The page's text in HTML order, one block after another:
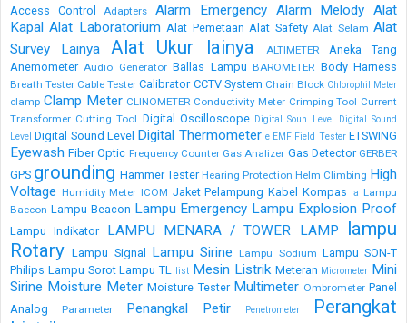
Access Control Adapters Alarm Emergency Alarm Melody Alat
Kapal Alat Laboratorium Alat Pemetaan Alat Safety Alat Selam Alat
Survey Lainya
Alat Ukur lainya ALTIMETER
Aneka Tang
Anemometer Audio Generator Ballas Lampu BAROMETER Body Harness
Breath Tester Cable Tester Calibrator CCTV System Chain Block Chlorophil Meter
clamp Clamp Meter CLINOMETER Conductivity Meter Crimping Tool Current
Transformer Cutting Tool Digital Oscilloscope Digital Soun Level Digital Sound
Level Digital Sound Level Digital Thermometer e EMF Field Tester ETSWING
Eyewash Fiber Optic Frequency Counter Gas Analizer Gas Detector GERBER
GPS grounding Hammer Tester Hearing Protection Helm Climbing High
Voltage Humidity Meter ICOM Jaket Pelampung Kabel Kompas la Lampu
Baecon Lampu Beacon Lampu Emergency Lampu Explosion Proof
Lampu Indikator LAMPU MENARA / TOWER LAMP
lampu
Rotary Lampu Signal Lampu Sirine Lampu Sodium Lampu SON-T
Philips Lampu Sorot Lampu TL list Mesin Listrik Meteran Micrometer Mini
Sirine Moisture Meter Moisture Tester Multimeter Ombrometer Panel
Analog
Parameter Penangkal Petir Penetrometer
Perangkat